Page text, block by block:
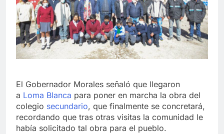
El Gobernador Morales señaló que llegaron
a Loma Blanca para poner en marcha la obra del
colegio secundario, que finalmente se concretará,
recordando que tras otras visitas la comunidad le
había solicitado tal obra para el pueblo.